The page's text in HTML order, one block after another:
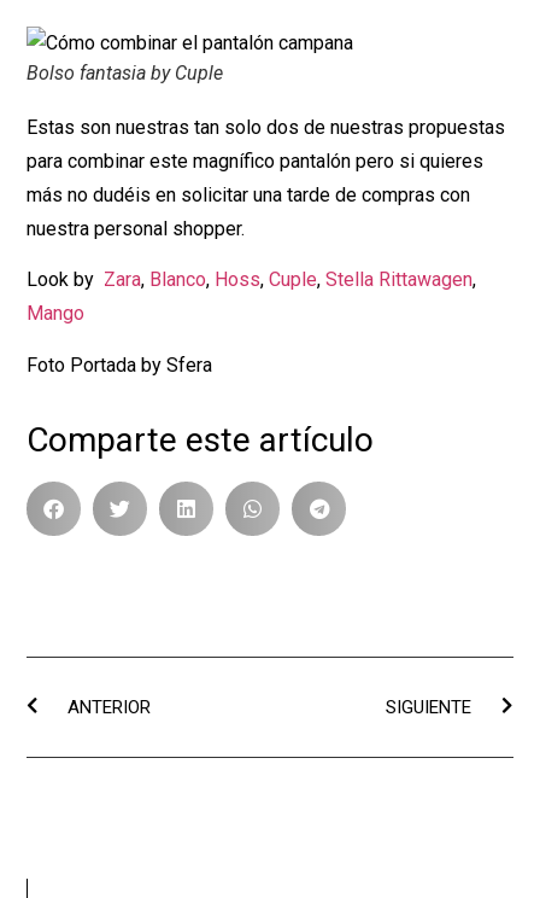
Bolso fantasia by Cuple
Estas son nuestras tan solo dos de nuestras propuestas
para combinar este magnífico pantalón pero si quieres
más no dudéis en solicitar una tarde de compras con
nuestra personal shopper.
Look by Zara, Blanco, Hoss,Cuple,Stella Rittawagen,
Mango
Foto Portada by Sfera
Comparte este artículo
ANTERIOR SIGUIENTE